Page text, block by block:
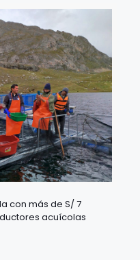
con más de S/ 7
acuícolas